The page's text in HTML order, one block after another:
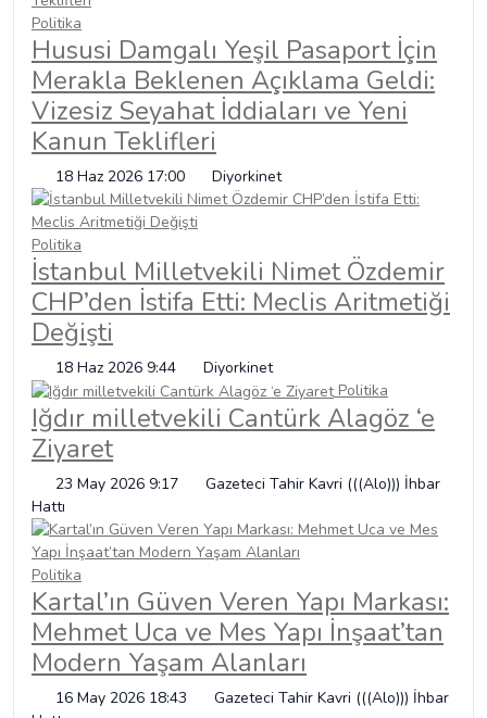
Politika
Hususi Damgalı Yeşil Pasaport İçin
Merakla Beklenen Açıklama Geldi:
Vizesiz Seyahat İddiaları ve Yeni
Kanun Teklifleri
18 Haz 2026 17:00 Diyorkinet
Politika
İstanbul Milletvekili Nimet Özdemir
CHP’den İstifa Etti: Meclis Aritmetiği
Değişti
18 Haz 2026 9:44
Diyorkinet
Politika
Iğdır milletvekili Cantürk Alagöz ‘e
Ziyaret
23 May 2026 9:17
Gazeteci Tahir Kavri (((Alo))) İhbar
Hattı
Politika
Kartal’ın Güven Veren Yapı Markası:
Mehmet Uca ve Mes Yapı İnşaat’tan
Modern Yaşam Alanları
16 May 2026 18:43
Gazeteci Tahir Kavri (((Alo))) İhbar